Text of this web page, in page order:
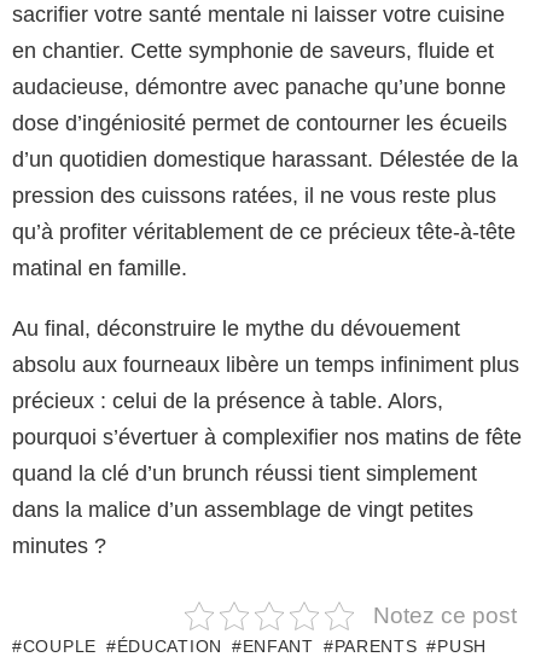
sacrifier votre santé mentale ni laisser votre cuisine
en chantier. Cette symphonie de saveurs, fluide et
audacieuse, démontre avec panache qu’une bonne
dose d’ingéniosité permet de contourner les écueils
d’un quotidien domestique harassant. Délestée de la
pression des cuissons ratées, il ne vous reste plus
qu’à profiter véritablement de ce précieux tête-à-tête
matinal en famille.
Au final, déconstruire le mythe du dévouement
absolu aux fourneaux libère un temps infiniment plus
précieux : celui de la présence à table. Alors,
pourquoi s’évertuer à complexifier nos matins de fête
quand la clé d’un brunch réussi tient simplement
dans la malice d’un assemblage de vingt petites
minutes ?
Notez ce post
COUPLE ÉDUCATION ENFANT PARENTS PUSH